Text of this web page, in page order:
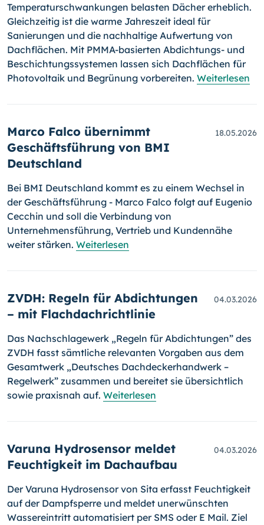
Temperaturschwankungen belasten Dächer erheblich.
Gleichzeitig ist die warme Jahreszeit ideal für
Sanierungen und die nachhaltige Aufwertung von
Dachflächen. Mit PMMA-basierten Abdichtungs- und
Beschichtungssystemen lassen sich Dachflächen für
Photovoltaik und Begrünung vorbereiten. Weiterlesen
Marco Falco übernimmt
Geschäftsführung von BMI
Deutschland
18.05.2026
Bei BMI Deutschland kommt es zu einem Wechsel in
der Geschäftsführung - Marco Falco folgt auf Eugenio
Cecchin und soll die Verbindung von
Unternehmensführung, Vertrieb und Kundennähe
weiter stärken. Weiterlesen
ZVDH: Regeln für Abdichtungen
– mit Flachdachrichtlinie
04.03.2026
Das Nachschlagewerk „Regeln für Abdichtungen” des
ZVDH fasst sämtliche relevanten Vorgaben aus dem
Gesamtwerk „Deutsches Dachdeckerhandwerk –
Regelwerk” zusammen und bereitet sie übersichtlich
sowie praxisnah auf. Weiterlesen
Varuna Hydrosensor meldet
Feuchtigkeit im Dachaufbau
04.03.2026
Der Varuna Hydrosensor von Sita erfasst Feuchtigkeit
auf der Dampfsperre und meldet unerwünschten
Wassereintritt automatisiert per SMS oder E Mail. Ziel